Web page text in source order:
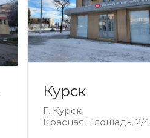
Курск
Г. Курск
Красная Площадь, 2/4